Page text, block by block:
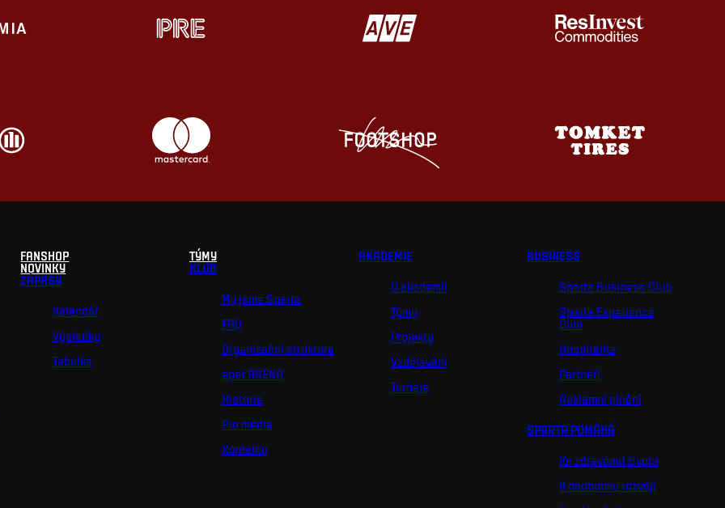
FANSHOP
NOVINKY
ZÁPASY
Kalendář
Výsledky
Tabulka
TÝMY
KLUB
My jsme Sparta
FAQ
Organizační struktura
epet ARENA
Historie
Pro média
Kontakty
AKADEMIE
O akademii
Týmy
Projekty
Vzdělávání
Turnaje
BUSINESS
Sparta Business Club
Sparta Experience
Club
Hospitalita
Partneři
Reklamní plnění
SPARTA POMÁHÁ
Ke zdravému životu
K osobnímu rozvoji